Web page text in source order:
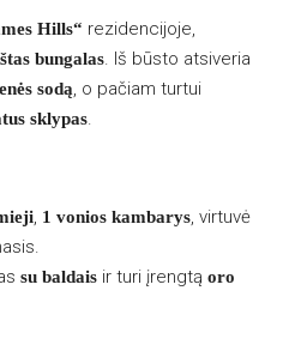
Hills“ rezidencijoje,
bungalas. Iš būsto atsiveria
sodą, o pačiam turtui
sklypas.
, 1 vonios kambarys, virtuvė
su baldais ir turi įrengtą oro